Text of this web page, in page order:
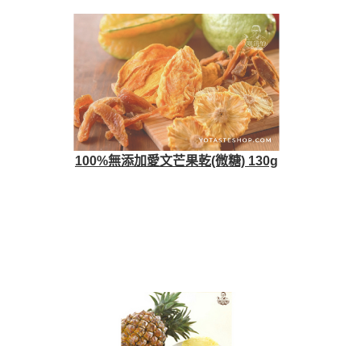
100%無添加愛文芒果乾(微糖) 130g